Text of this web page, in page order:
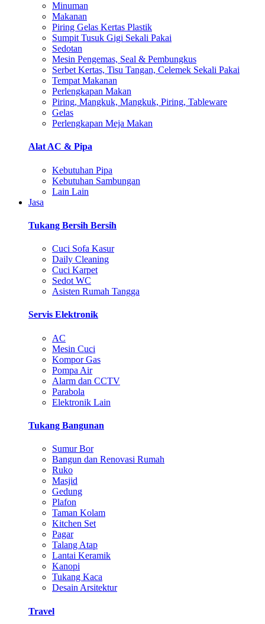
Minuman
Makanan
Piring Gelas Kertas Plastik
Sumpit Tusuk Gigi Sekali Pakai
Sedotan
Mesin Pengemas, Seal & Pembungkus
Serbet Kertas, Tisu Tangan, Celemek Sekali Pakai
Tempat Makanan
Perlengkapan Makan
Piring, Mangkuk, Mangkuk, Piring, Tableware
Gelas
Perlengkapan Meja Makan
Alat AC & Pipa
Kebutuhan Pipa
Kebutuhan Sambungan
Lain Lain
Jasa
Tukang Bersih Bersih
Cuci Sofa Kasur
Daily Cleaning
Cuci Karpet
Sedot WC
Asisten Rumah Tangga
Servis Elektronik
AC
Mesin Cuci
Kompor Gas
Pompa Air
Alarm dan CCTV
Parabola
Elektronik Lain
Tukang Bangunan
Sumur Bor
Bangun dan Renovasi Rumah
Ruko
Masjid
Gedung
Plafon
Taman Kolam
Kitchen Set
Pagar
Talang Atap
Lantai Keramik
Kanopi
Tukang Kaca
Desain Arsitektur
Travel